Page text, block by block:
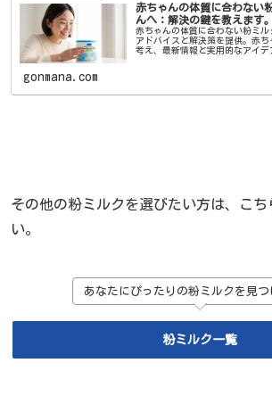
赤ちゃんの体質に合わない
んへ：解決の鍵を教えます。
赤ちゃんの体質に合わない粉ミ
アドバイスと解決策を提供。赤
考え、最新情報と実用的なアイデ
gonmana.com
その他の粉ミルクを選びたい方は、こち
い。
あなたにぴったりの粉ミルクを見つ
粉ミルク一覧